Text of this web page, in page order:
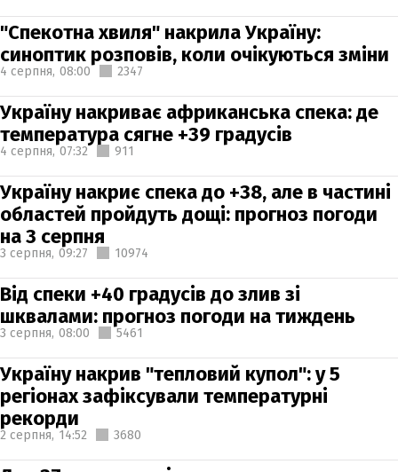
"Спекотна хвиля" накрила Україну:
синоптик розповів, коли очікуються зміни
4 серпня, 08:00 2347
Україну накриває африканська спека: де
температура сягне +39 градусів
4 серпня, 07:32 911
Україну накриє спека до +38, але в частині
областей пройдуть дощі: прогноз погоди
на 3 серпня
3 серпня, 09:27 10974
Від спеки +40 градусів до злив зі
шквалами: прогноз погоди на тиждень
3 серпня, 08:00 5461
Україну накрив "тепловий купол": у 5
регіонах зафіксували температурні
рекорди
2 серпня, 14:52 3680